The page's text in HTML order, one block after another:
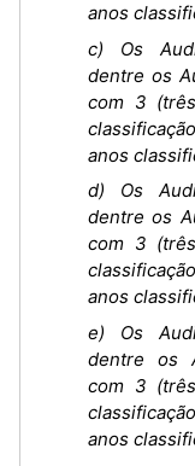
anos
c) Os
dentre os
com 3
anos
d) Os
dentre os
com 3
anos
e) Os
dentre os
com 3
anos